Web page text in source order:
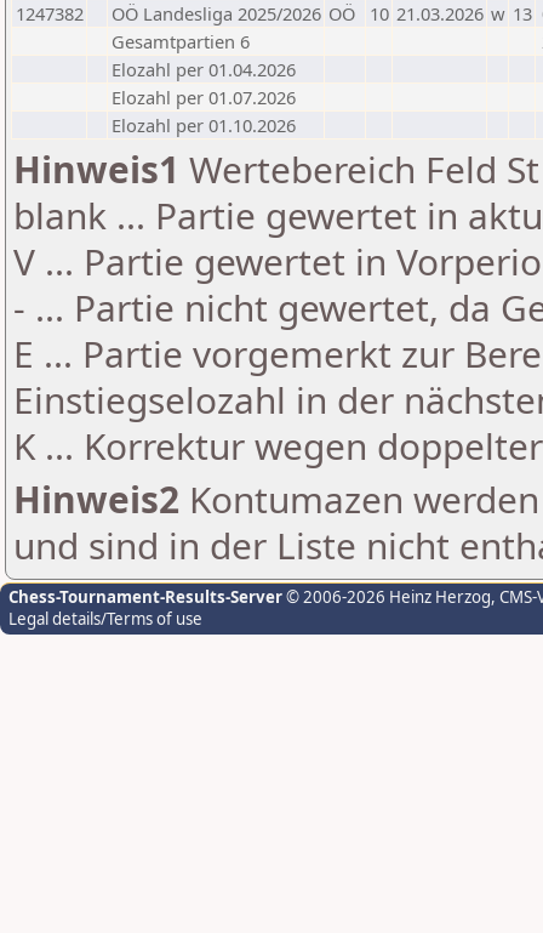
1247382
OÖ Landesliga 2025/2026 OÖ 10 21.03.2026 w 13
Gesamtpartien 6
Elozahl per 01.04.2026
Elozahl per 01.07.2026
Elozahl per 01.10.2026
Hinweis1 Wertebereich Feld
blank ... Partie gewertet in
V ... Partie gewertet in
- ... Partie nicht gewertet, da
E ... Partie vorgemerkt zur
Einstiegselozahl in der
K ... Korrektur wegen
Hinweis2 Kontumazen
und sind in der Liste nicht
Chess-Tournament-Results-Server© 2006-2026 Heinz Herzog,
Legal details/Terms of use